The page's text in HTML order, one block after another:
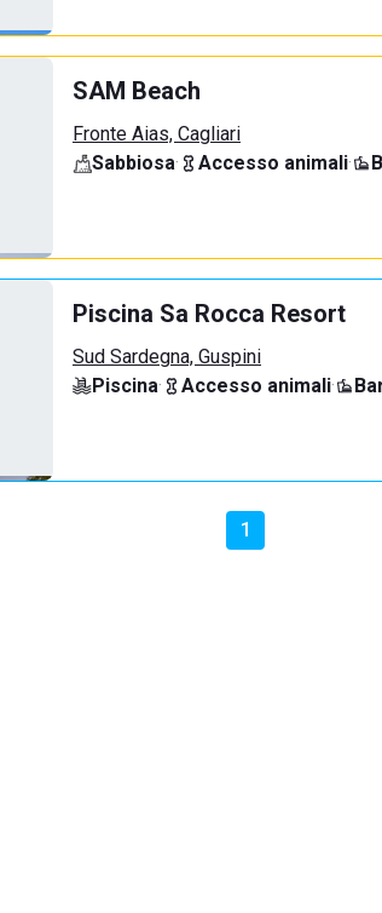
SAM Beach
Fronte Aias, Cagliari
Sabbiosa· Accesso animali·
Piscina Sa Rocca Resort
Sud Sardegna, Guspini
Piscina· Accesso animali·
1